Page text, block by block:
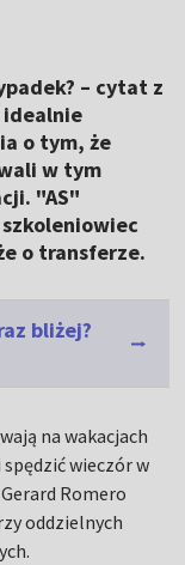
– cytat z
o tym, że
w tym
"AS"
o transferze.
bliżej?
na wakacjach
wieczór w
Romero
oddzielnych